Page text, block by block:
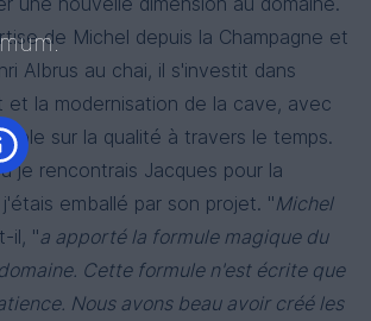
de Michel depuis la Champagne et
Albrus au chai, il s'investit dans
et la modernisation de la cave, avec
sur la qualité à travers le temps.
je rencontrais Jacques pour la
emballé par son projet. "Michel
il, "a apporté la formule magique du
Cette formule n'est écrite que
Nous avons beau avoir créé les